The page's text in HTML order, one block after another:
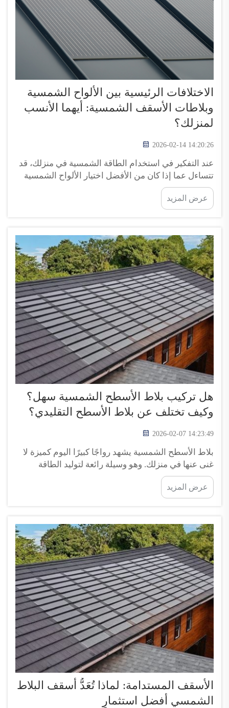
الاختلافات الرئيسية بين الألواح الشمسية
وبلاطات الأسقف الشمسية: أيهما الأنسب
لمنزلك؟
2026-02-14 14:20:26
عند التفكير في استخدام الطاقة الشمسية في منزلك، قد
تتساءل عما إذا كان من الأفضل اختيار الألواح الشمسية
أم بلاطات السقف الشمسية. فكلا الخيارين يمكن أن
يساعداك في خفض فواتير الكهرباء وتقليل البصمة
الكربونية الخاصة بك إلى حدٍ ما. لكن طريقة عمل كلٍّ
عرض المزيد
هل تركيب بلاط الأسطح الشمسية سهل؟
وكيف تختلف عن بلاط الأسطح التقليدي؟
2026-02-07 14:23:49
بلاط الأسطح الشمسية يشهد رواجًا كبيرًا اليوم كميزة لا
غنى عنها في منزلك. وهو وسيلة رائعة لتوليد الطاقة
النظيفة وتقليل تكاليف الكهرباء الشهرية. لكن هل يجعل
ذلك تركيبها فعليًّا أمرًا سهلًا؟ في الواقع، هذه العملية
تتطلب بعض...
عرض المزيد
الأسقف المستدامة: لماذا تُعَدُّ أسقف البلاط
الشمسي أفضل استثمارٍ